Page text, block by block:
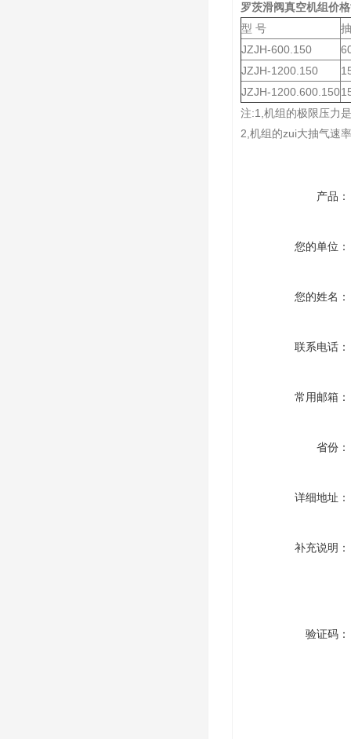
罗茨滑阀真空机组价格
型 号
JZJH-600.150
JZJH-1200.150
JZJH-1200.600.150
注:1,机组的极限压力
2,机组的zui大抽气速
产品：
您的单位：
您的姓名：
联系电话：
常用邮箱：
省份：
详细地址：
补充说明：
验证码：